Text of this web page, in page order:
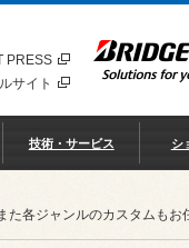
PRESS
サイト
技術・サービス シ
各ジャンルのカスタムもお